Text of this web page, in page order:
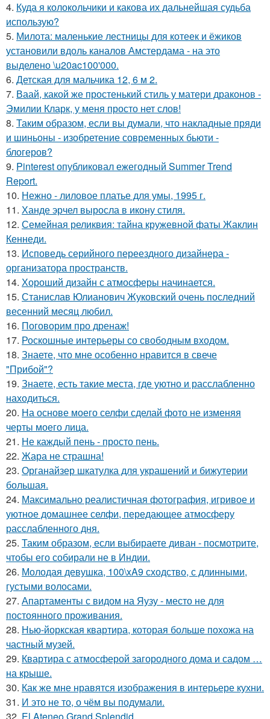
4. Куда я колокольчики и какова их дальнейшая судьба
использую?
5. Милота: маленькие лестницы для котеек и ёжиков
установили вдоль каналов Амстердама - на это
выделено \u20ac100'000.
6. Детская для мальчика 12, 6 м 2.
7. Ваай, какой же простенький стиль у матери драконов -
Эмилии Кларк, у меня просто нет слов!
8. Таким образом, если вы думали, что накладные пряди
и шиньоны - изобретение современных бьюти -
блогеров?
9. Pinterest опубликовал ежегодный Summer Trend
Report.
10. Нежно - лиловое платье для умы, 1995 г.
11. Ханде эрчел выросла в икону стиля.
12. Семейная реликвия: тайна кружевной фаты Жаклин
Кеннеди.
13. Исповедь серийного переездного дизайнера -
организатора пространств.
14. Хороший дизайн с атмосферы начинается.
15. Станислав Юлианович Жуковский очень последний
весенний месяц любил.
16. Поговорим про дренаж!
17. Роскошные интерьеры со свободным входом.
18. Знаете, что мне особенно нравится в свече
"Прибой"?
19. Знаете, есть такие места, где уютно и расслабленно
находиться.
20. На основе моего селфи сделай фото не изменяя
черты моего лица.
21. Не каждый пень - просто пень.
22. Жара не страшна!
23. Органайзер шкатулка для украшений и бижутерии
большая.
24. Максимально реалистичная фотография, игривое и
уютное домашнее селфи, передающее атмосферу
расслабленного дня.
25. Таким образом, если выбираете диван - посмотрите,
чтобы его собирали не в Индии.
26. Молодая девушка, 100\xA9 сходство, с длинными,
густыми волосами.
27. Апартаменты с видом на Яузу - место не для
постоянного проживания.
28. Нью-йоркская квартира, которая больше похожа на
частный музей.
29. Квартира с атмосферой загородного дома и садом …
на крыше.
30. Как же мне нравятся изображения в интерьере кухни.
31. И это не то, о чём вы подумали.
32. El Ateneo Grand Splendid.